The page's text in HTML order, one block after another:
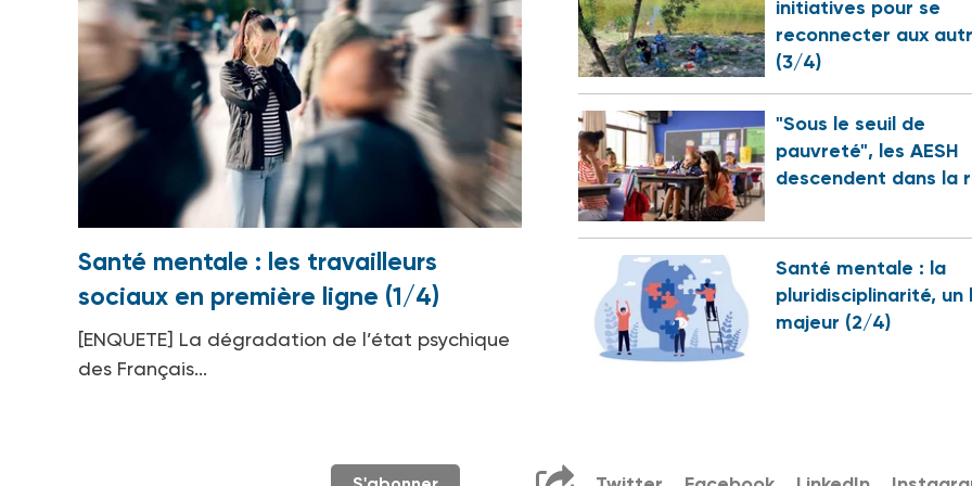
Santé mentale : les travailleurs
sociaux en première ligne (1/4)
[ENQUETE] La dégradation de l’état psychique
des Français...
initiatives pour se
reconnecter aux
(3/4)
"Sous le seuil de
pauvreté", les AESH
descendent dans la
Santé mentale : la
pluridisciplinarité, un
majeur (2/4)